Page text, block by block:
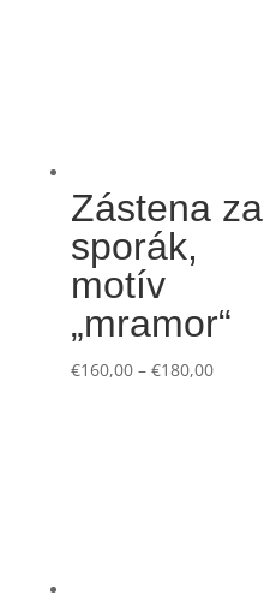
Zástena za
sporák,
motív
„mramor“
€160,00– €180,00